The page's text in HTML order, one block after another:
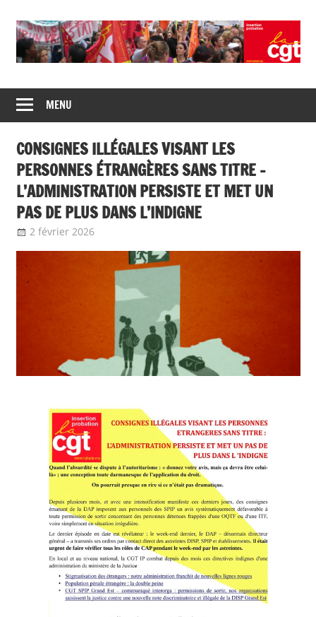
CGT
insertion
probation
de
syndicats
CGT
insertion
probation
MENU
CONSIGNES ILLÉGALES VISANT LES
PERSONNES ÉTRANGÈRES SANS TITRE –
L’ADMINISTRATION PERSISTE ET MET UN
PAS DE PLUS DANS L’INDIGNE
2 février 2026